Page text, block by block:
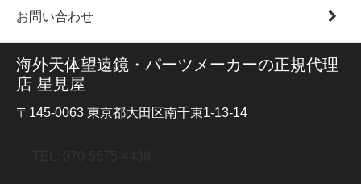
お問い合わせ
海外天体望遠鏡・パーツメーカーの正規代理
店 星見屋
〒145-0063 東京都大田区南千束1-13-14